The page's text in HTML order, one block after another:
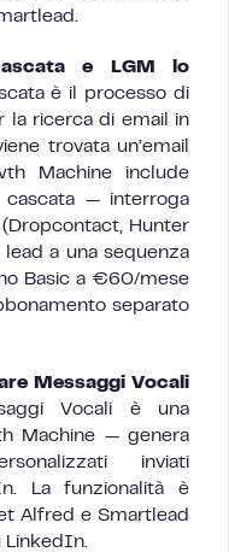
e LGM lo
è il processo di
la ricerca di email in
trovata un’email
Machine include
cascata — interroga
Hunter
a una sequenza
Basic a €60/mese
separato
Messaggi Vocali
Vocali è una
Machine — genera
inviati
La funzionalità è
Alfred e Smartlead
LinkedIn.